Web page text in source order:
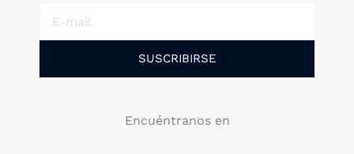
mail
SUSCRIBIRSE
Encuéntranos en